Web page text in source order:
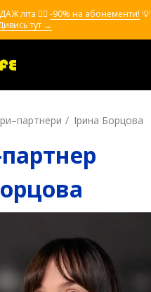
літа ❤️‍🔥 -90% на абонементи! 💡
тут →
Ірина Борцова